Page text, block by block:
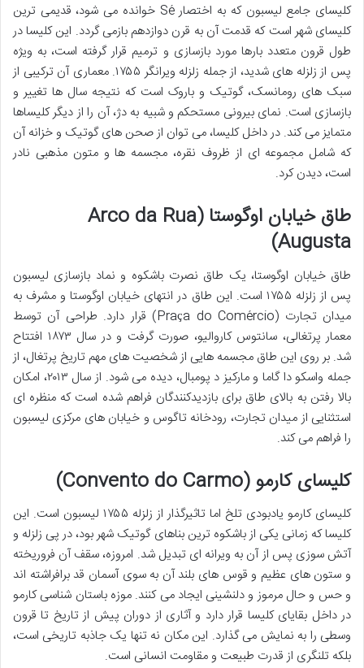
کلیسای جامع لیسبون که به اختصار Sé خوانده می شود، قدیمی ترین
کلیسای شهر است که قدمت آن به قرن دوازدهم بازمی گردد. این کلیسا در
طول قرون متعدد بارها مورد بازسازی و ترمیم قرار گرفته است، به ویژه
پس از زلزله های شدید، از جمله زلزله ویرانگر ۱۷۵۵. معماری آن ترکیبی از
سبک های رومانسک، گوتیک و باروک است که نتیجه سال ها تغییر و
بازسازی است. نمای بیرونی مستحکم و شبیه به دژ، آن را از دیگر کلیساها
متمایز می کند. در داخل کلیسا، می توان از صحن های گوتیک و خزانه آن
که شامل مجموعه ای از ظروف نقره، مجسمه ها و متون مذهبی نادر
است، دیدن کرد.
طاق خیابان اوگوستا (Arco da Rua
Augusta)
طاق خیابان اوگوستا، یک طاق نصرت باشکوه و نماد بازسازی لیسبون
پس از زلزله ۱۷۵۵ است. این طاق در انتهای خیابان اوگوستا و مشرف به
میدان تجارت (Praça do Comércio) قرار دارد. طراحی آن توسط
معمار پرتغالی، سانتوس کاروالیو، صورت گرفت و در سال ۱۸۷۳ افتتاح
شد. بر روی این طاق مجسمه هایی از شخصیت های مهم تاریخ پرتغال، از
جمله واسکو دا گاما و مارکیز د پومبال، دیده می شود. از سال ۲۰۱۳، امکان
بالا رفتن به بالای طاق برای بازدیدکنندگان فراهم شده است که منظره ای
استثنایی از میدان تجارت، رودخانه تاگوس و خیابان های مرکزی لیسبون
را فراهم می کند.
کلیسای کارمو (Convento do Carmo)
کلیسای کارمو یادبودی تلخ اما تاثیرگذار از زلزله ۱۷۵۵ لیسبون است. این
کلیسا که زمانی یکی از باشکوه ترین بناهای گوتیک شهر بود، در پی زلزله و
آتش سوزی پس از آن به ویرانه ای تبدیل شد. امروزه، سقف آن فروریخته
و ستون های عظیم و قوس های بلند آن به سوی آسمان قد برافراشته اند
و حس و حال مرموز و دلنشینی ایجاد می کنند. موزه باستان شناسی کارمو
در داخل بقایای کلیسا قرار دارد و آثاری از دوران پیش از تاریخ تا قرون
وسطی را به نمایش می گذارد. این مکان نه تنها یک جاذبه تاریخی است،
بلکه تلنگری از قدرت طبیعت و مقاومت انسانی است.